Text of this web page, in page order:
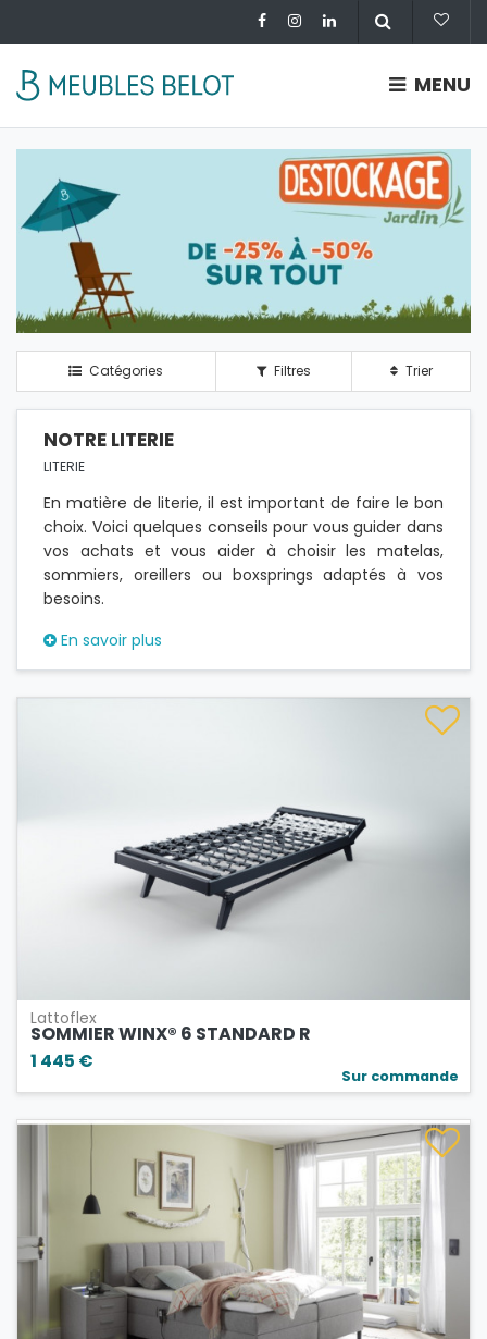
MENU
Catégories Filtres Trier
NOTRE LITERIE
LITERIE
En matière de literie, il est important de faire le bon
choix. Voici quelques conseils pour vous guider dans
vos achats et vous aider à choisir les matelas,
sommiers, oreillers ou boxsprings adaptés à vos
besoins.
En savoir plus
Lattoflex
SOMMIER WINX® 6 STANDARD R
1 445 €
Sur commande